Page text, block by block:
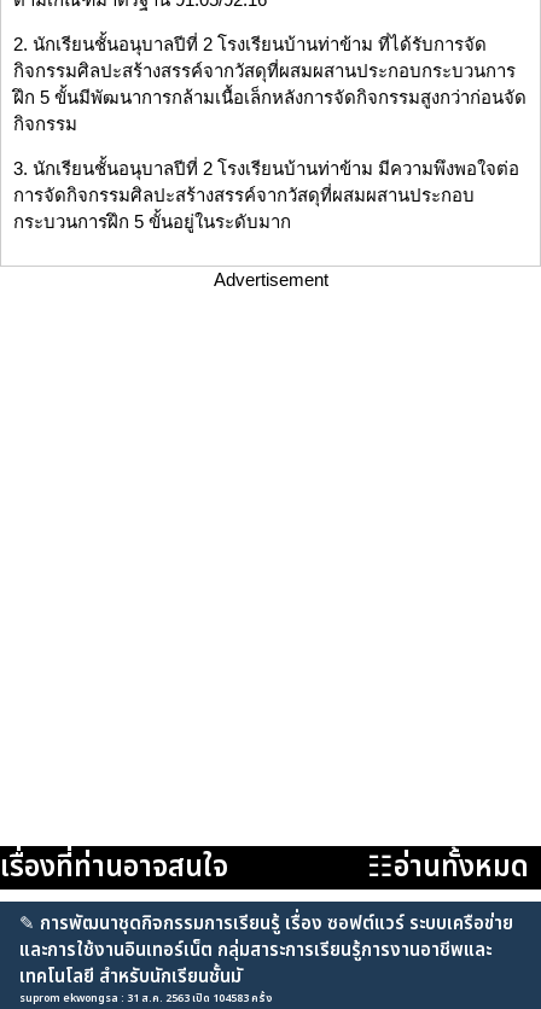
2. นักเรียนชั้นอนุบาลปีที่ 2 โรงเรียนบ้านท่าข้าม ที่ได้รับการจัด
กิจกรรมศิลปะสร้างสรรค์จากวัสดุที่ผสมผสานประกอบกระบวนการ
ฝึก 5 ขั้นมีพัฒนาการกล้ามเนื้อเล็กหลังการจัดกิจกรรมสูงกว่าก่อนจัด
กิจกรรม
3. นักเรียนชั้นอนุบาลปีที่ 2 โรงเรียนบ้านท่าข้าม มีความพึงพอใจต่อ
การจัดกิจกรรมศิลปะสร้างสรรค์จากวัสดุที่ผสมผสานประกอบ
กระบวนการฝึก 5 ขั้นอยู่ในระดับมาก
Advertisement
เรื่องที่ท่านอาจสนใจ ☷อ่านทั้งหมด
✎ การพัฒนาชุดกิจกรรมการเรียนรู้ เรื่อง ซอฟต์แวร์ ระบบเครือข่าย
และการใช้งานอินเทอร์เน็ต กลุ่มสาระการเรียนรู้การงานอาชีพและ
เทคโนโลยี สำหรับนักเรียนชั้นมั
suprom ekwongsa : 31 ส.ค. 2563 เปิด 104583 ครั้ง